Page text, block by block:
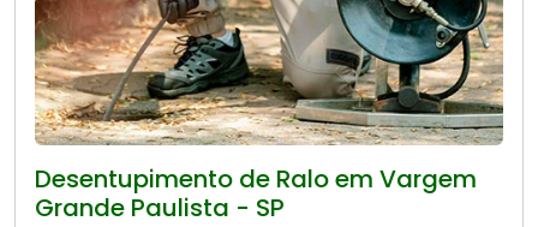
Desentupimento de Ralo em Vargem
Grande Paulista - SP